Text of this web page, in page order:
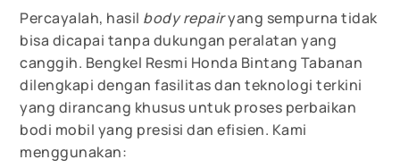
Percayalah, hasil body repairyang sempurna tidak
bisa dicapai tanpa dukungan peralatan yang
canggih. Bengkel Resmi Honda Bintang Tabanan
dilengkapi dengan fasilitas dan teknologi terkini
yang dirancang khusus untuk proses perbaikan
bodi mobil yang presisi dan efisien. Kami
menggunakan: